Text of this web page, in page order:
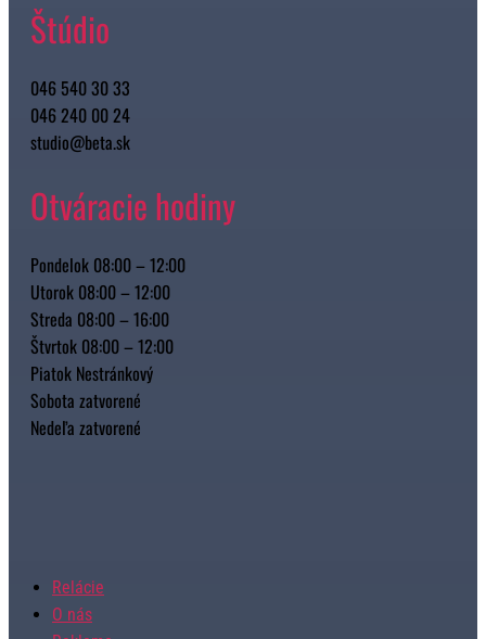
Štúdio
046 540 30 33
046 240 00 24
studio@beta.sk
Otváracie hodiny
Pondelok 08:00 – 12:00
Utorok 08:00 – 12:00
Streda 08:00 – 16:00
Štvrtok 08:00 – 12:00
Piatok Nestránkový
Sobota zatvorené
Nedeľa zatvorené
Relácie
O nás